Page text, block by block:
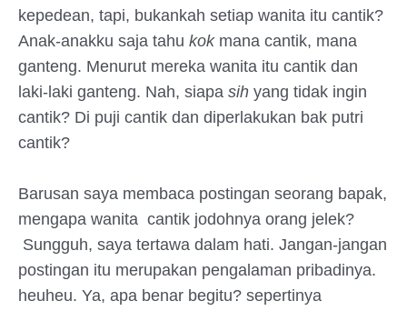
kepedean, tapi, bukankah setiap wanita itu cantik?
Anak-anakku saja tahu kok mana cantik, mana
ganteng. Menurut mereka wanita itu cantik dan
laki-laki ganteng. Nah, siapa sih yang tidak ingin
cantik? Di puji cantik dan diperlakukan bak putri
cantik?
Barusan saya membaca postingan seorang bapak,
mengapa wanita cantik jodohnya orang jelek?
Sungguh, saya tertawa dalam hati. Jangan-jangan
postingan itu merupakan pengalaman pribadinya.
heuheu. Ya, apa benar begitu? sepertinya